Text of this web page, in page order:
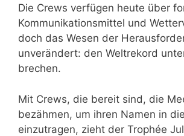
Die Crews verfügen heute über
Kommunikationsmittel und
doch das Wesen der
unverändert: den Weltrekord
brechen.
Mit Crews, die bereit sind, die
bezähmen, um ihren Namen in
einzutragen, zieht der Trophée